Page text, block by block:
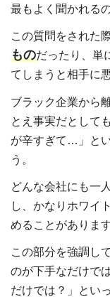
最もよく聞かれる
この質問をされた
ものだったり、単
てしまうと相手に
ブラック企業から
とえ事実だとして
が辛すぎて…」と
う。
どんな会社にも一
し、かなりホワイ
めることがあります
この部分を強調し
のが下手なだけで
だけでは？」とい